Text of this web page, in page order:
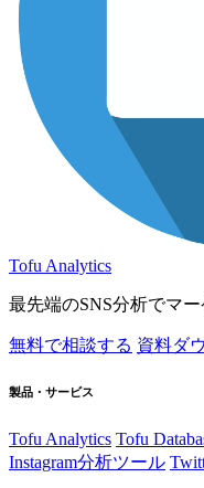
Tofu Analytics
最先端のSNS分析でマ
無料で相談する 資料ダ
製品・サービス
Tofu Analytics Tofu
Instagram分析ツール